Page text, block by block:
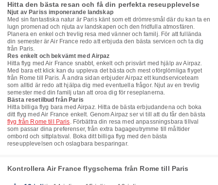
Hitta den bästa resan och få din perfekta reseupplevelse
Njut av Pariss imponerande landskap
Med sin fantastiska natur är Paris känt som ett drömresmål där du kan ta en
lugn promenad och njuta av landskapen och den fridfulla atmosfären.
Planera en enkel och trevlig resa med vänner och familj. För att fullända
din semester är Air France redo att erbjuda den bästa servicen och ta dig
från Paris.
Res enkelt och bekvämt med Airpaz
Hitta flyg med Air France snabbt, enkelt och prisvärt med hjälp av Airpaz.
Med bara ett klick kan du uppleva det bästa och mest oförglömliga flyget
från Rome till Paris. Å andra sidan erbjuder Airpaz ett kundserviceteam
som alltid är redo att hjälpa dig med eventuella frågor. Njut av en trevlig
semester med din familj utan att oroa dig för reseplanerna.
Bästa resetilbud från Paris
Hitta billiga flyg bara med Airpaz. Hitta de bästa erbjudandena och boka
ditt flyg med Air France enkelt. Genom Airpaz ser vi till att du får den bästa
flyg från Rome till Paris. Förbättra din resa med anpassningsbara tillval
som passar dina preferenser, från extra bagageutrymme till måltider
ombord och sittplatsval. Boka ditt billiga flyg med den bästa
reseupplevelsen och oslagbara besparingar.
Kontrollera Air France flygschema från Rome till Paris